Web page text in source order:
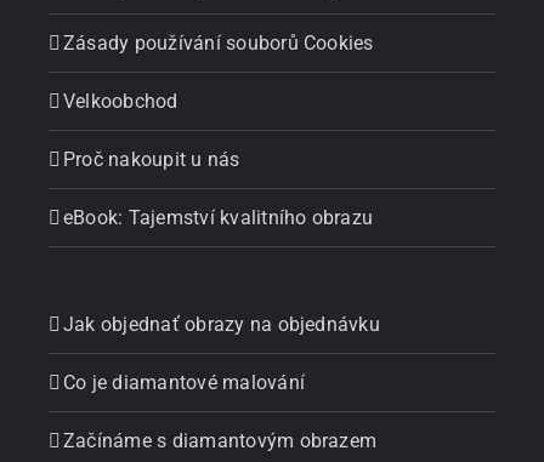
Zásady používání souborů Cookies
Velkoobchod
Proč nakoupit u nás
eBook: Tajemství kvalitního obrazu
Jak objednať obrazy na objednávku
Co je diamantové malování
Začínáme s diamantovým obrazem